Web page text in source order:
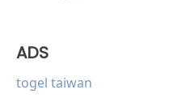
ADS
togel taiwan